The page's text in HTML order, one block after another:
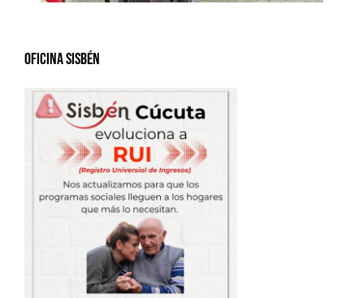
Oficina Sisbén